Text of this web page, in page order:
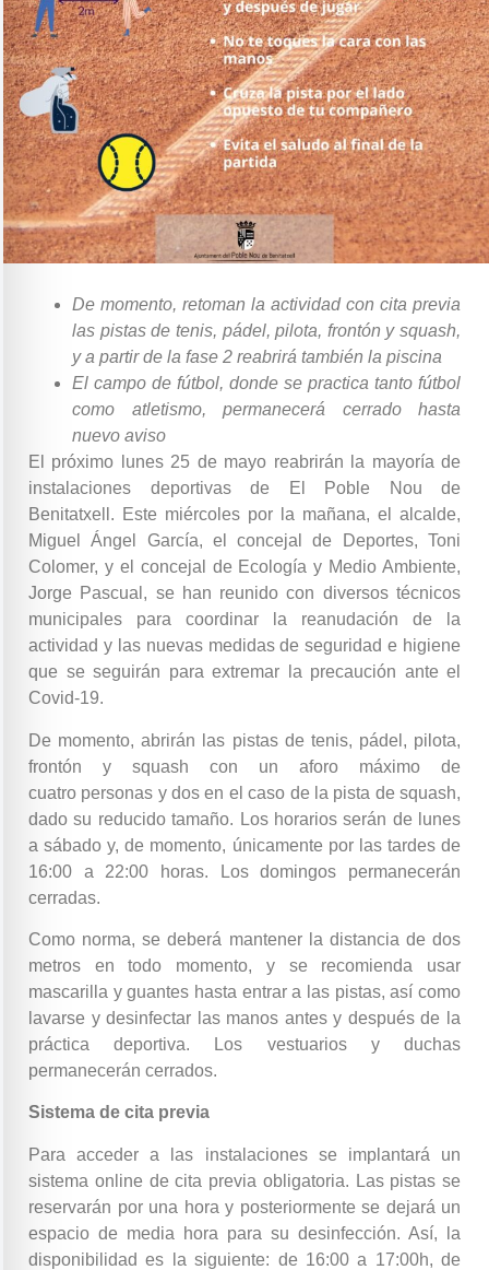
De momento, retoman la actividad con cita previa
las pistas de tenis, pádel, pilota, frontón y squash,
y a partir de la fase 2 reabrirá también la piscina
El campo de fútbol, donde se practica tanto fútbol
como atletismo, permanecerá cerrado hasta
nuevo aviso
El próximo lunes 25 de mayo reabrirán la mayoría de
instalaciones deportivas de El Poble Nou de
Benitatxell. Este miércoles por la mañana, el alcalde,
Miguel Ángel García, el concejal de Deportes, Toni
Colomer, y el concejal de Ecología y Medio Ambiente,
Jorge Pascual, se han reunido con diversos técnicos
municipales para coordinar la reanudación de la
actividad y las nuevas medidas de seguridad e higiene
que se seguirán para extremar la precaución ante el
Covid-19.
De momento, abrirán las pistas de tenis, pádel, pilota,
frontón y squash con un aforo máximo de
cuatro personas y dos en el caso de la pista de squash,
dado su reducido tamaño. Los horarios serán de lunes
a sábado y, de momento, únicamente por las tardes de
16:00 a 22:00 horas. Los domingos permanecerán
cerradas.
Como norma, se deberá mantener la distancia de dos
metros en todo momento, y se recomienda usar
mascarilla y guantes hasta entrar a las pistas, así como
lavarse y desinfectar las manos antes y después de la
práctica deportiva. Los vestuarios y duchas
permanecerán cerrados.
Sistema de cita previa
Para acceder a las instalaciones se implantará un
sistema online de cita previa obligatoria. Las pistas se
reservarán por una hora y posteriormente se dejará un
espacio de media hora para su desinfección. Así, la
disponibilidad es la siguiente: de 16:00 a 17:00h, de